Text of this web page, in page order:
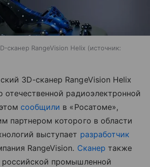
сканер RangeVision Helix
источник:
3D-сканер RangeVision Helix
отечественной радиоэлектронной
сообщили в «Росатоме»,
партнером которого в области
выступает разработчик
RangeVision. Сканер также
российской промышленной